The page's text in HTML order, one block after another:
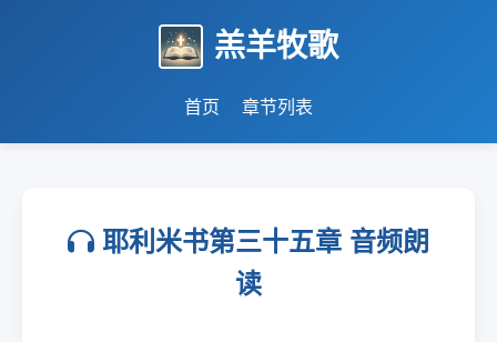
羔羊牧歌
首页 章节列表
耶利米书第三十五章 音频朗
读